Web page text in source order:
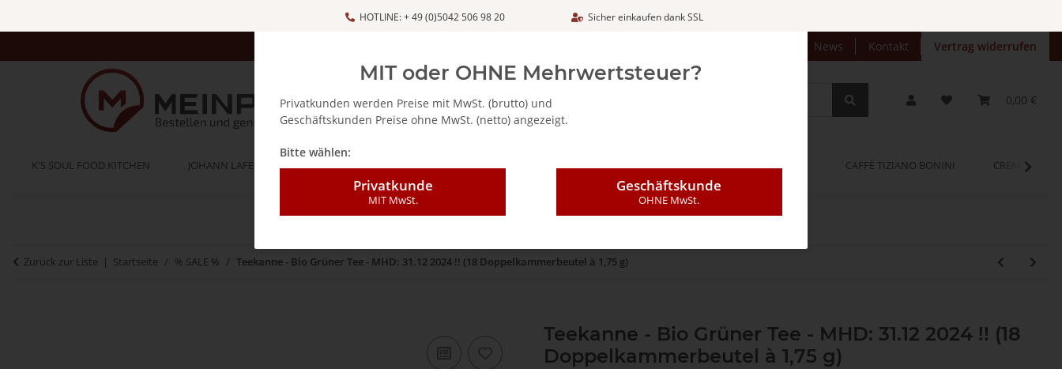
HOTLINE: + 49 (0)5042 506 98 20 Sicher einkaufen dank SSL
News Kontakt Vertrag widerrufen
0,00 €
K'S SOUL FOOD KITCHEN JOHANN LAFER BELLA ITALIA - FEINKOSTARTIKEL CAFFÈ MAJESTIC / DICAF KAFFEE OPINUM CAFFÈ TIZIANO BONINI CREMEO
Zurück zur Liste Startseite % SALE % Teekanne - Bio Grüner Tee - MHD: 31.12 2024 !! (18 Doppelkammerbeutel à 1,75 g)
Teekanne - Bio Grüner Tee - MHD: 31.12 2024 !! (18
Doppelkammerbeutel à 1,75 g)
MIT oder OHNE Mehrwertsteuer?
Privatkunden werden Preise mit MwSt. (brutto) und
Geschäftskunden Preise ohne MwSt. (netto) angezeigt.
Bitte wählen:
Privatkunde
MIT MwSt.
Geschäftskunde
OHNE MwSt.